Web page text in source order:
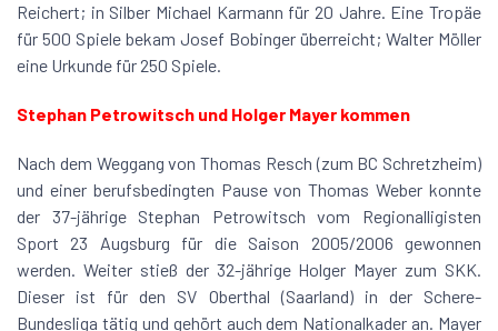
Reichert; in Silber Michael Karmann für 20 Jahre. Eine Tropäe
für 500 Spiele bekam Josef Bobinger überreicht; Walter Möller
eine Urkunde für 250 Spiele.
Stephan Petrowitsch und Holger Mayer kommen
Nach dem Weggang von Thomas Resch (zum BC Schretzheim)
und einer berufsbedingten Pause von Thomas Weber konnte
der 37-jährige Stephan Petrowitsch vom Regionalligisten
Sport 23 Augsburg für die Saison 2005/2006 gewonnen
werden. Weiter stieß der 32-jährige Holger Mayer zum SKK.
Dieser ist für den SV Oberthal (Saarland) in der Schere-
Bundesliga tätig und gehört auch dem Nationalkader an. Mayer